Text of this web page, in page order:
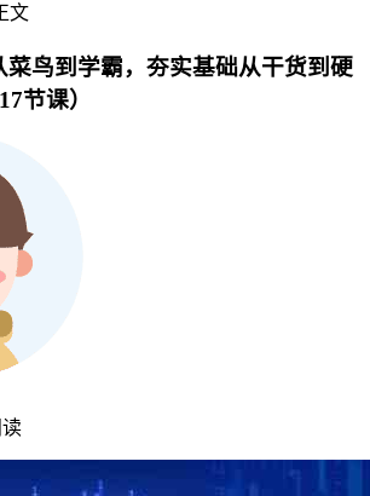
文
鸟到学霸，夯实基础从干货到硬
节课）